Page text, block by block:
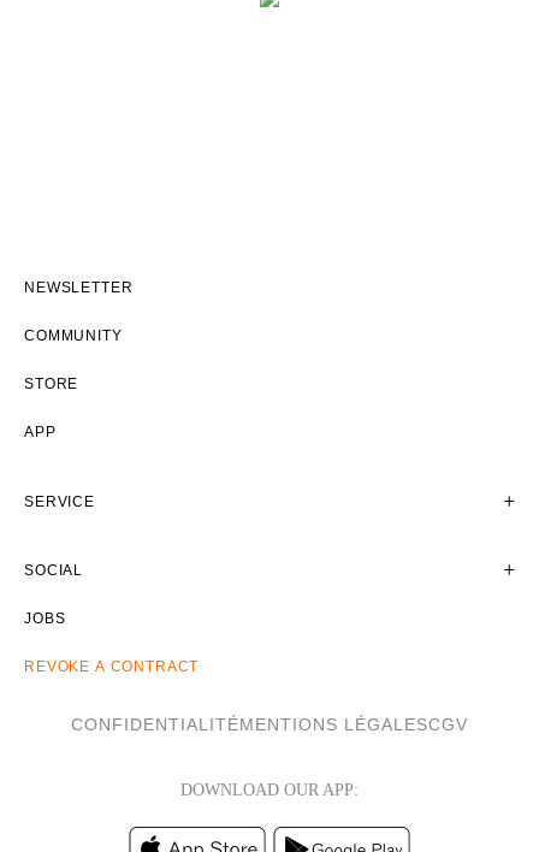
NEWSLETTER
COMMUNITY
STORE
APP
SERVICE
SOCIAL
JOBS
REVOKE A CONTRACT
CONFIDENTIALITÉMENTIONS LÉGALESCGV
DOWNLOAD OUR APP: